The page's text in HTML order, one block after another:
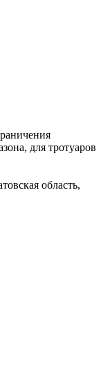
для тротуаров
область,